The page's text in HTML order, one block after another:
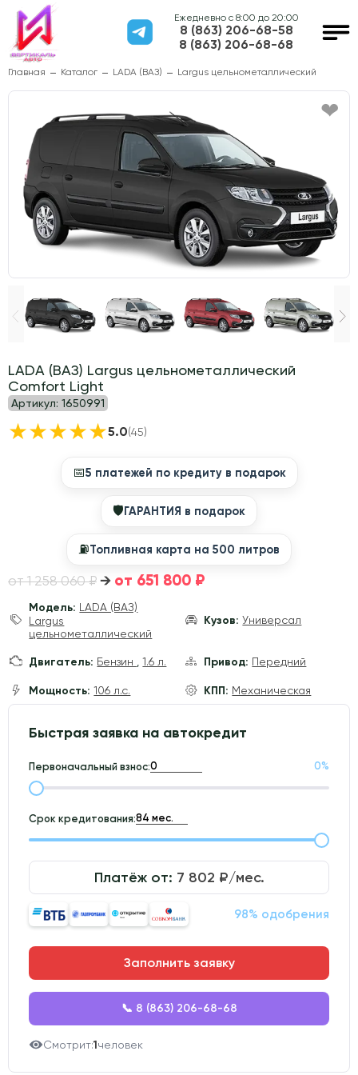
Ежедневно с 8:00 до 20:00
8 (863) 206-68-58
8 (863) 206-68-68
Главная Каталог LADA (ВАЗ) Largus цельнометаллический
LADA (ВАЗ) Largus цельнометаллический
Comfort Light
Артикул: 1650991
★★★★★5.0(45)
📅5 платежей по кредиту в подарок
🛡ГАРАНТИЯ в подарок
⛽️Топливная карта на 500 литров
от 1 258 060 ₽ → от 651 800 ₽
Модель: LADA (ВАЗ)
Largus
цельнометаллический
Кузов: Универсал
Двигатель: Бензин ,1.6 л. Привод: Передний
Мощность: 106 л.с. КПП: Механическая
Быстрая заявка на автокредит
Первоначальный взнос: 0%
Срок кредитования:
Платёж от: 7 802 ₽/мес.
98% одобрения
Заполнить заявку
📞 8 (863) 206-68-68
Смотрит:1человек